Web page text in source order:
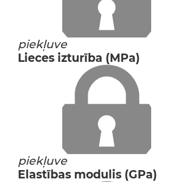
piekļuve
Lieces izturība (MPa)
piekļuve
Elastības modulis (GPa)